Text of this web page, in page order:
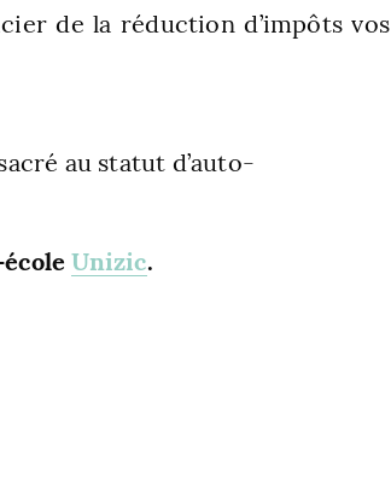
de la réduction d’impôts vos
au statut d’auto-
écoleUnizic.